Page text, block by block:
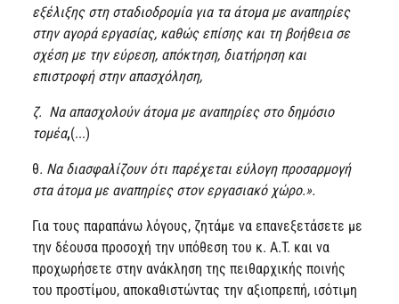
εξέλιξης στη σταδιοδρομία για τα άτομα με αναπηρίες
στην αγορά εργασίας, καθώς επίσης και τη βοήθεια σε
σχέση με την εύρεση, απόκτηση, διατήρηση και
επιστροφή στην απασχόληση,
ζ. Να απασχολούν άτομα με αναπηρίες στο δημόσιο
τομέα,(...)
θ. Να διασφαλίζουν ότι παρέχεται εύλογη προσαρμογή
στα άτομα με αναπηρίες στον εργασιακό χώρο.».
Για τους παραπάνω λόγους, ζητάμε να επανεξετάσετε με
την δέουσα προσοχή την υπόθεση του κ. Α.Τ. και να
προχωρήσετε στην ανάκληση της πειθαρχικής ποινής
του προστίμου, αποκαθιστώντας την αξιοπρεπή, ισότιμη